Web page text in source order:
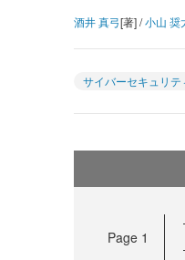
酒井 真弓[著] /小山 奨
サイバーセキュリテ
Page 1